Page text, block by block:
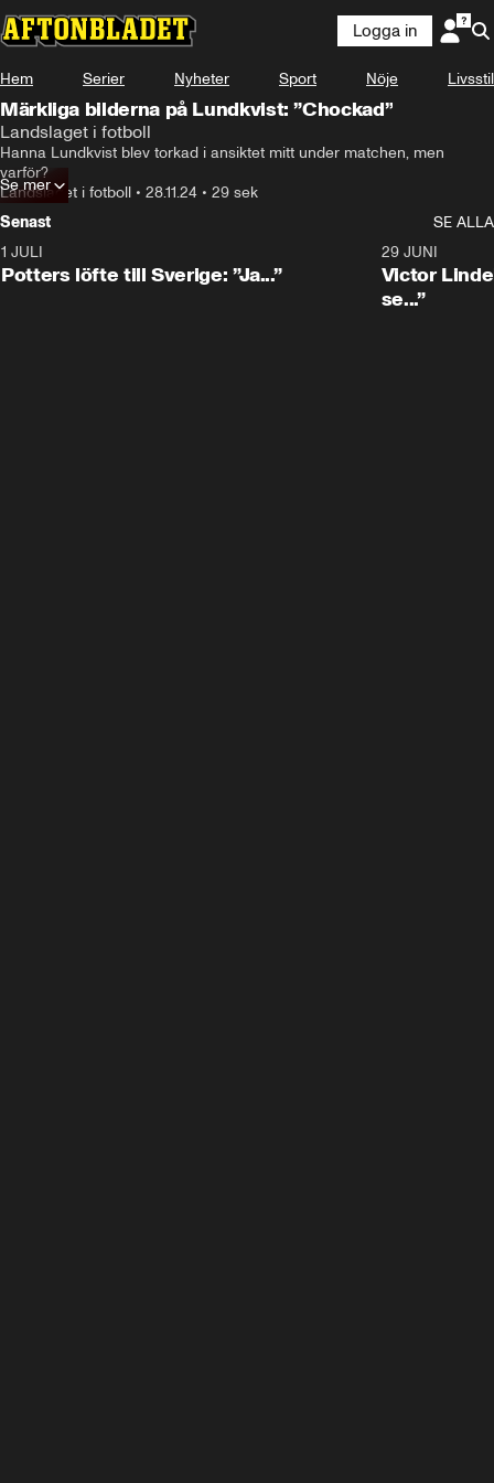
Logga in
Hem Serier Nyheter Sport Nöje Livsstil
Märkliga bilderna på Lundkvist: ”Chockad”
Landslaget i fotboll
Hanna Lundkvist blev torkad i ansiktet mitt under matchen, men
varför?
Landslaget i fotboll • 28.11.24 • 29 sek
Se mer
Senast
SE ALLA
1 JULI
Potters löfte till Sverige: ”Ja...”
29 JUNI
Victor
se...”